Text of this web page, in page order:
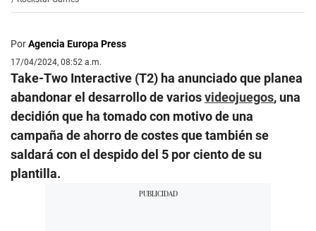
PorAgencia Europa Press
17/04/2024, 08:52 a.m.
Take-Two Interactive (T2) ha anunciado que planea
abandonar el desarrollo de variosvideojuegos, una
decidión que ha tomado con motivo de una
campaña de ahorro de costes que también se
saldará con el despido del 5 por ciento de su
plantilla.